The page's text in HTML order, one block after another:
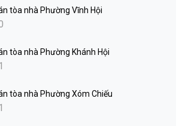
tòa nhà Phường Vĩnh Hội
tòa nhà Phường Khánh Hội
tòa nhà Phường Xóm Chiếu